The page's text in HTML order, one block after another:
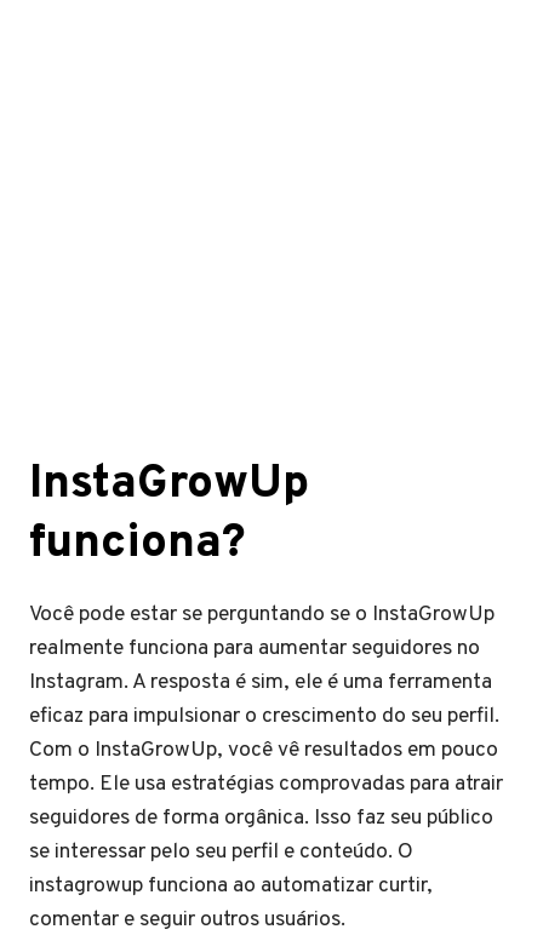
InstaGrowUp
funciona?
Você pode estar se perguntando se o InstaGrowUp
realmente funciona para aumentar seguidores no
Instagram. A resposta é sim, ele é uma ferramenta
eficaz para impulsionar o crescimento do seu perfil.
Com o InstaGrowUp, você vê resultados em pouco
tempo. Ele usa estratégias comprovadas para atrair
seguidores de forma orgânica. Isso faz seu público
se interessar pelo seu perfil e conteúdo. O
instagrowup funciona ao automatizar curtir,
comentar e seguir outros usuários.